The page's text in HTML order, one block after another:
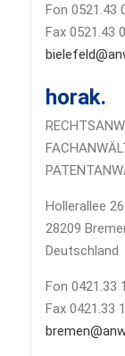
Fon 0521.43
Fax 0521.43
horak.
Hollerallee 26
28209
Deutschland
Fon 0421.33
Fax 0421.33